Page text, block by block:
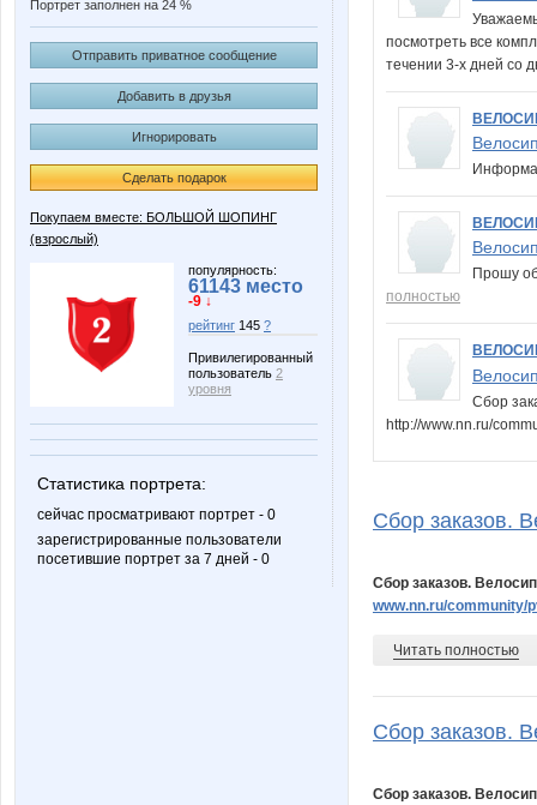
Портрет заполнен на 24 %
Отправить приватное сообщение
Добавить в друзья
Игнорировать
Сделать подарок
Покупаем вместе: БОЛЬШОЙ ШОПИНГ
(взрослый)
популярность:
61143 место
-9 ↓
рейтинг 145 ?
Привилегированный
пользователь 2
уровня
Статистика портрета:
сейчас просматривают портрет - 0
зарегистрированные пользователи
посетившие портрет за 7 дней - 0
посмотреть все
течении 3-х дней со
Прошу
полностью
Сбор
http://www.nn.ru/
Сбор заказов.
Сбор заказов.
www.nn.ru/community/
Читать полностью
Сбор заказов.
Сбор заказов.